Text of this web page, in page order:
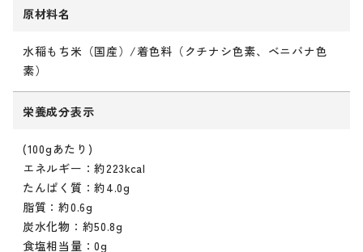
原材料名
水稲もち米（国産）/着色料（クチナシ色素、ベニバナ色
素）
栄養成分表示
(100gあたり)
エネルギー：約223kcal
たんぱく質：約4.0g
脂質：約0.6g
炭水化物：約50.8g
食塩相当量：0g